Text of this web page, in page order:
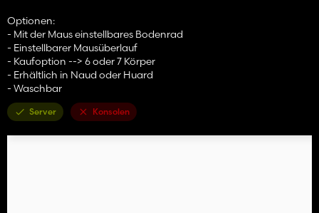
Optionen:
- Mit der Maus einstellbares Bodenrad
- Einstellbarer Mausüberlauf
- Kaufoption --> 6 oder 7 Körper
- Erhältlich in Naud oder Huard
- Waschbar
Server Konsolen